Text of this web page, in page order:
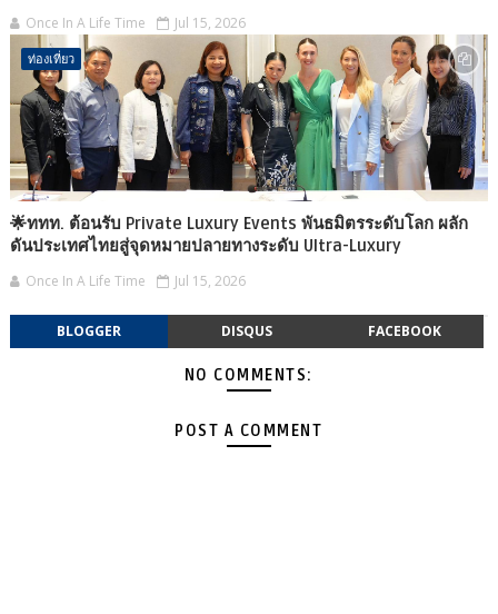
Once In A Life Time Jul 15, 2026
ท่องเที่ยว
🌟ททท. ต้อนรับ Private Luxury Events พันธมิตรระดับโลก ผลัก
ดันประเทศไทยสู่จุดหมายปลายทางระดับ Ultra-Luxury
Once In A Life Time Jul 15, 2026
BLOGGER DISQUS FACEBOOK
NO COMMENTS:
POST A COMMENT